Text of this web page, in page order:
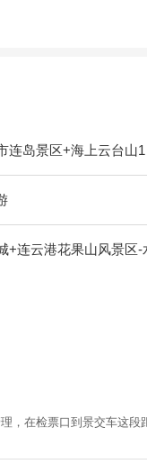
连岛景区+海上云台山
+连云港花果山风景区
，在检票口到景交车这